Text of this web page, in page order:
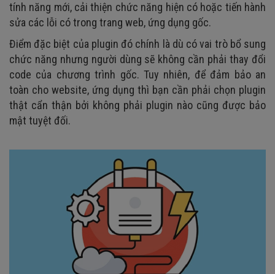
8. Ae đa ngôn ngữ
6. Cập nhật plugin thường xuyên
7. Gỡ cài đặt plugin khi không cần thiết
8. Sao lưu dữ liệu của bạn
tính năng mới, cải thiện chức năng hiện có hoặc tiến hành
sửa các lỗi có trong trang web, ứng dụng gốc.
Điểm đặc biệt của plugin đó chính là dù có vai trò bổ sung
chức năng nhưng người dùng sẽ không cần phải thay đổi
code của chương trình gốc. Tuy nhiên, để đảm bảo an
toàn cho website, ứng dụng thì bạn cần phải chọn plugin
thật cẩn thận bởi không phải plugin nào cũng được bảo
mật tuyệt đối.